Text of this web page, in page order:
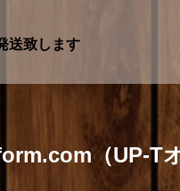
送致します
（UP-T